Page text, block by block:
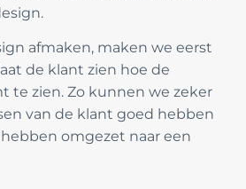
afmaken, maken we eerst
de klant zien hoe de
te zien. Zo kunnen we zeker
van de klant goed hebben
omgezet naar een